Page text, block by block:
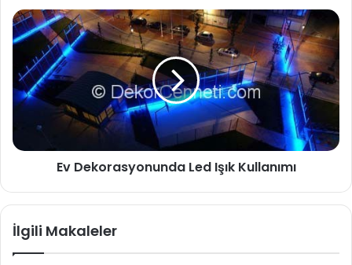
Ev Dekorasyonunda Led Işık Kullanımı
İlgili Makaleler